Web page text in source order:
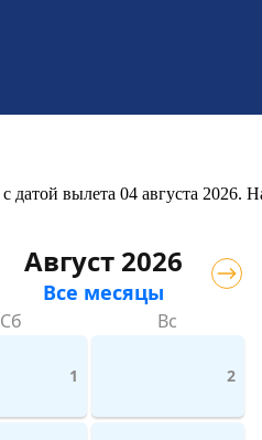
с датой вылета 04 августа 2026.
Август 2026
Все месяцы
Сб Вс
1 2